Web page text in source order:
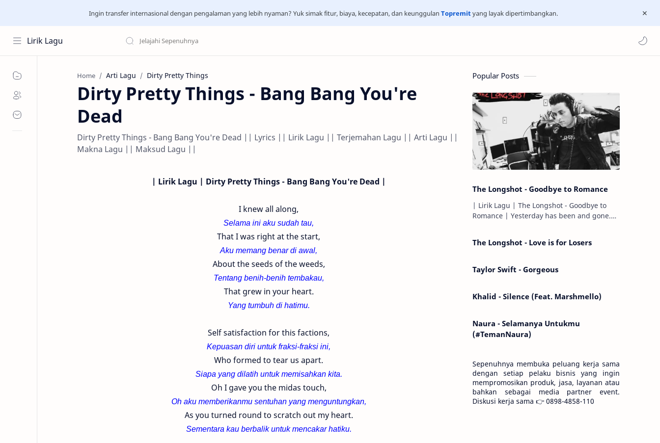
Ingin transfer internasional dengan pengalaman yang lebih nyaman? Yuk simak fitur, biaya, kecepatan, dan keunggulan Topremityang layak dipertimbangkan.
Lirik Lagu
Home Arti Lagu Dirty Pretty Things
Dirty Pretty Things - Bang Bang You're
Dead
Dirty Pretty Things - Bang Bang You're Dead || Lyrics || Lirik Lagu || Terjemahan Lagu || Arti Lagu ||
Makna Lagu || Maksud Lagu ||
| Lirik Lagu | Dirty Pretty Things - Bang Bang You're Dead |
I knew all along,
Selama ini aku sudah tau,
That I was right at the start,
Aku memang benar di awal,
About the seeds of the weeds,
Tentang benih-benih tembakau,
That grew in your heart.
Yang tumbuh di hatimu.
Self satisfaction for this factions,
Kepuasan diri untuk fraksi-fraksi ini,
Who formed to tear us apart.
Siapa yang dilatih untuk memisahkan kita.
Oh I gave you the midas touch,
Oh aku memberikanmu sentuhan yang menguntungkan,
As you turned round to scratch out my heart.
Sementara kau berbalik untuk mencakar hatiku.
Popular Posts
The Longshot - Goodbye to Romance
| Lirik Lagu | The Longshot - Goodbye to
Romance | Yesterday has been and gone.
The Longshot - Love is for Losers
Taylor Swift - Gorgeous
Khalid - Silence (Feat. Marshmello)
Naura - Selamanya Untukmu
(#TemanNaura)
Sepenuhnya membuka peluang kerja sama
dengan setiap pelaku bisnis yang ingin
mempromosikan produk, jasa, layanan atau
bahkan sebagai media partner event.
Diskusi kerja sama 👉 0898-4858-110